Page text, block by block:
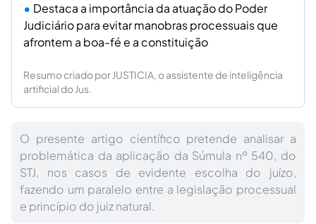
Destaca a importância da atuação do Poder
Judiciário para evitar manobras processuais que
afrontem a boa-fé e a constituição
Resumo criado por JUSTICIA, o assistente de inteligência
artificial do Jus.
O presente artigo científico pretende analisar a
problemática da aplicação da Súmula nº 540, do
STJ, nos casos de evidente escolha do juízo,
fazendo um paralelo entre a legislação processual
e princípio do juiz natural.